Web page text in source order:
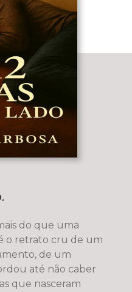
do que uma
o retrato cru de um
de um
até não caber
que nasceram